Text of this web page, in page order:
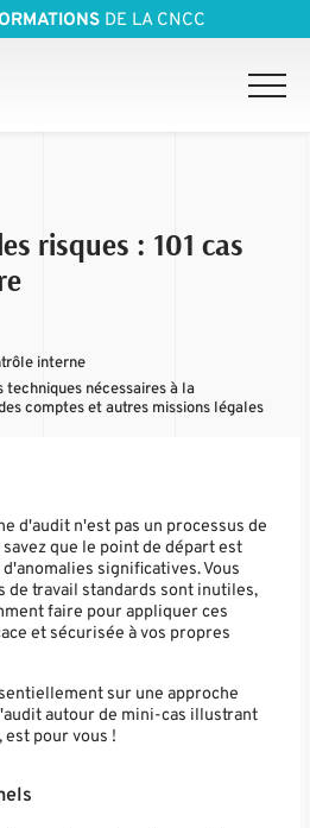
DE LA CNCC
risques : 101 cas
interne
techniques nécessaires à la
comptes et autres missions légales
d'audit n'est pas un processus de
que le point de départ est
significatives. Vous
de travail standards sont inutiles,
faire pour appliquer ces
et sécurisée à vos propres
sur une approche
autour de mini-cas illustrant
pour vous !